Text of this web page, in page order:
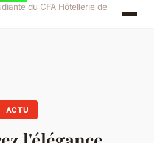
du CFA Hôtellerie de
ACTU